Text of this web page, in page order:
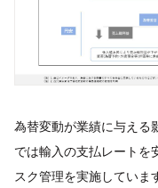
為替変動が業績に与える
では輸入の支払レートを
スク管理を実施していま